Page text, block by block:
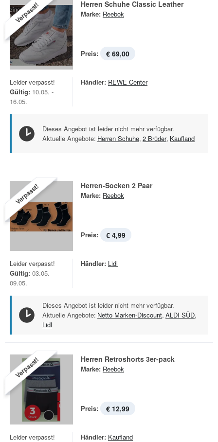
Verpasst! Herren Schuhe Classic Leather
Marke: Reebok
Preis: € 69,00
Leider verpasst!
Gültig: 10.05. -
16.05.
Händler: REWE Center
Dieses Angebot ist leider nicht mehr verfügbar.
Aktuelle Angebote: Herren Schuhe, 2 Brüder, Kaufland
Verpasst! Herren-Socken 2 Paar
Marke: Reebok
Preis: € 4,99
Leider verpasst!
Gültig: 03.05. -
09.05.
Händler: Lidl
Dieses Angebot ist leider nicht mehr verfügbar.
Aktuelle Angebote: Netto Marken-Discount, ALDI SÜD,
Lidl
Verpasst! Herren Retroshorts 3er-pack
Marke: Reebok
Preis: € 12,99
Leider verpasst! Händler: Kaufland